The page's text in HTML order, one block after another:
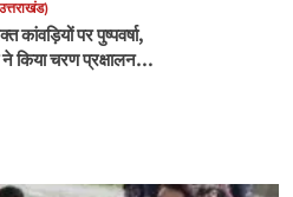
कांवड़ियों पर पुष्पवर्षा,
ने किया चरण प्रक्षालन…